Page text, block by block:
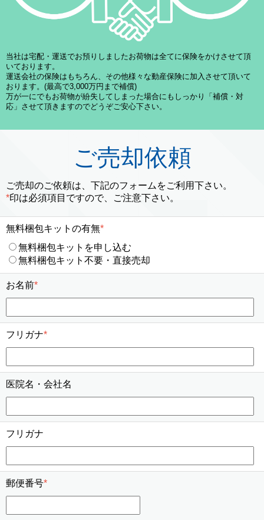
当社は宅配・運送でお預りしましたお荷物は全てに保険をかけさせて頂
いております。
運送会社の保険はもちろん、その他様々な動産保険に加入させて頂いて
おります。(最高で3,000万円まで補償)
万が一にでもお荷物が紛失してしまった場合にもしっかり「補償・対
応」させて頂きますのでどうぞご安心下さい。
ご売却依頼
ご売却のご依頼は、下記のフォームをご利用下さい。
*印は必須項目ですので、ご注意下さい。
無料梱包キットの有無*
無料梱包キットを申し込む
無料梱包キット不要・直接売却
お名前*
フリガナ*
医院名・会社名
フリガナ
郵便番号*